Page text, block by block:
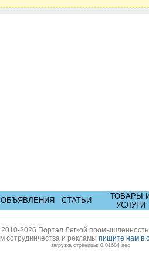
ОБЪЯВЛЕНИЯ СТАТЬИ
ТОВАРЫ
УСЛУГИ
2026 Портал Легкой
сотрудничества и рекламы пишите нам в
загрузка страницы: 0.01684 sec